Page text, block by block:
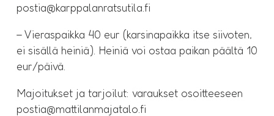
postia@karppalanratsutila.fi
– Vieraspaikka 40 eur (karsinapaikka itse siivoten,
ei sisällä heiniä). Heiniä voi ostaa paikan päältä 10
eur/päivä.
Majoitukset ja tarjoilut: varaukset osoitteeseen
postia@mattilanmajatalo.fi